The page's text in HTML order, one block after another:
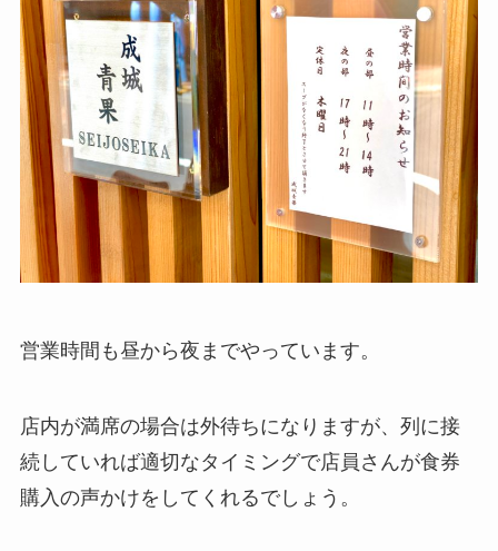
営業時間も昼から夜までやっています。
店内が満席の場合は外待ちになりますが、列に接
続していれば適切なタイミングで店員さんが食券
購入の声かけをしてくれるでしょう。